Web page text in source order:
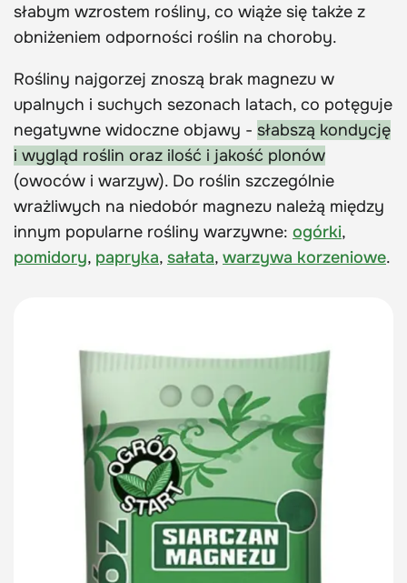
słabym wzrostem rośliny, co wiąże się także z
obniżeniem odporności roślin na choroby.
Rośliny najgorzej znoszą brak magnezu w
upalnych i suchych sezonach latach, co potęguje
negatywne widoczne objawy - słabszą kondycję
i wygląd roślin oraz ilość i jakość plonów
(owoców i warzyw). Do roślin szczególnie
wrażliwych na niedobór magnezu należą między
innym popularne rośliny warzywne: ogórki,
pomidory, papryka, sałata, warzywa korzeniowe.